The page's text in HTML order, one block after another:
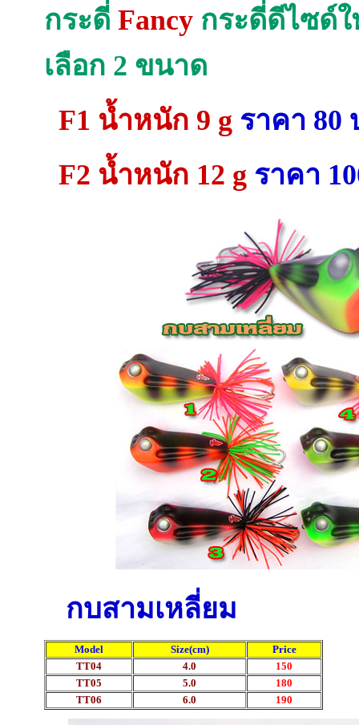
กระดี่ Fancy กระดี่ดีไซด์
เลือก 2 ขนาด
F1 น้ำหนัก 9 g ราคา 80
F2 น้ำหนัก 12 g ราคา
กบสามเหลี่ยม
Model Size(cm)
Price
TT04
4.0
150
TT05
5.0
180
TT06
6.0 190